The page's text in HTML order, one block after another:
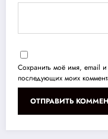
Сохранить моё имя, email
последующих моих